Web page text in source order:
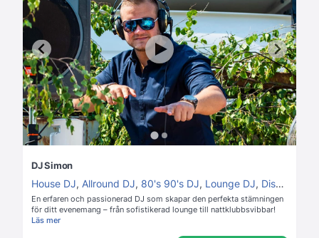
DJ Simon
House DJ, Allround DJ, 80's 90's DJ, Lounge DJ, Disco DJ
En erfaren och passionerad DJ som skapar den perfekta stämningen
för ditt evenemang – från sofistikerad lounge till nattklubbsvibbar!
Läs mer